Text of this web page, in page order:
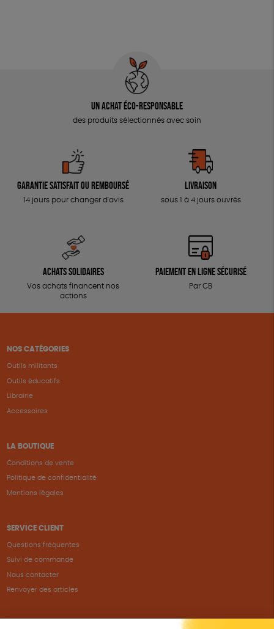
Un achat éco-responsable
des produits sélectionnés avec soin
Garantie satisfait ou remboursé
14 jours pour changer d'avis
Livraison
sous 1 à 4 jours ouvrés
Achats solidaires
Vos achats financent nos
actions
Paiement en ligne sécurisé
Par CB
NOS CATÉGORIES
Outils militants
Outils éducatifs
Librairie
Accessoires
LA BOUTIQUE
Conditions de vente
Politique de confidentialité
Mentions légales
SERVICE CLIENT
Questions fréquentes
Suivi de commande
Nous contacter
Renvoyer des articles